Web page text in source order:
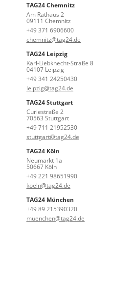
TAG24 Chemnitz
Am Rathaus 2
09111 Chemnitz
+49 371 6906600
chemnitz@tag24.de
TAG24 Leipzig
Karl-Liebknecht-Straße 8
04107 Leipzig
+49 341 24250430
leipzig@tag24.de
TAG24 Stuttgart
Curiestraße 2
70563 Stuttgart
+49 711 21952530
stuttgart@tag24.de
TAG24 Köln
Neumarkt 1a
50667 Köln
+49 221 98651990
koeln@tag24.de
TAG24 München
+49 89 215390320
muenchen@tag24.de